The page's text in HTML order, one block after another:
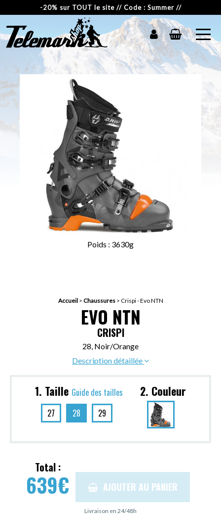
-20% sur TOUT le site // Code : Summer //
Poids : 3630g
Accueil> Chaussures> Crispi - Evo NTN
EVO NTN
CRISPI
28, Noir/Orange
Description détaillée
1. Taille Guide des tailles
27
28 29
2. Couleur
Total :
639€ AJOUTER AU PANIER
Livraison en 24/48h